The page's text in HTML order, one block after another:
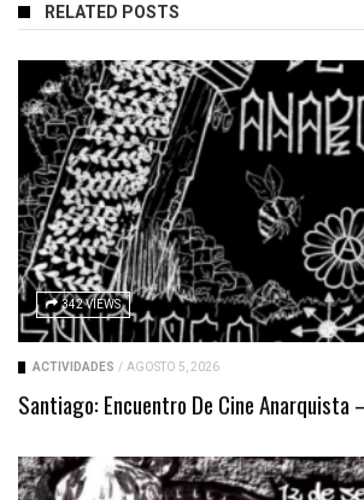
RELATED POSTS
342 VIEWS
ACTIVIDADES / AGOSTO 5, 2026
Santiago: Encuentro De Cine Anarquista